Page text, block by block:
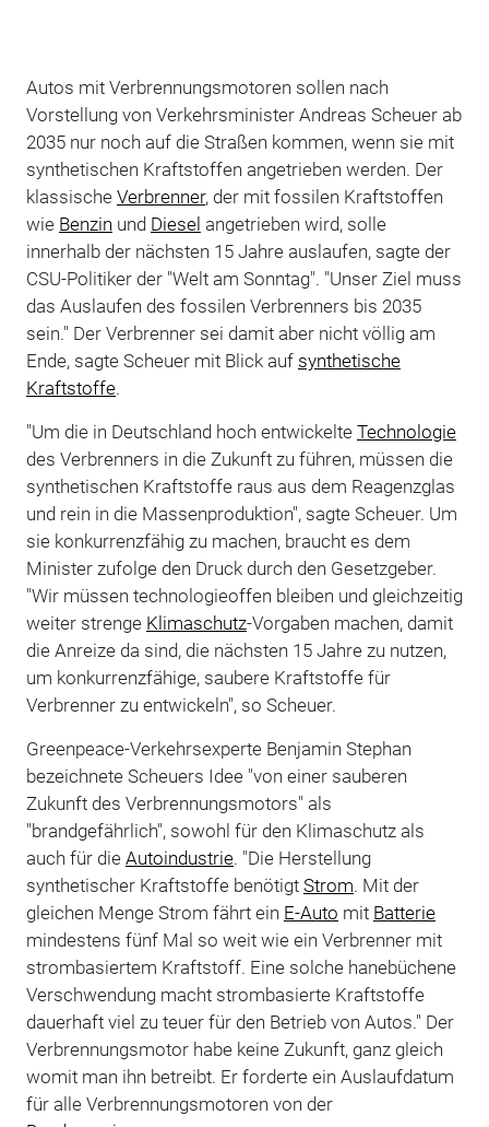
Autos mit Verbrennungsmotoren sollen nach
Vorstellung von Verkehrsminister Andreas Scheuer ab
2035 nur noch auf die Straßen kommen, wenn sie mit
synthetischen Kraftstoffen angetrieben werden. Der
klassische Verbrenner, der mit fossilen Kraftstoffen
wie Benzin und Diesel angetrieben wird, solle
innerhalb der nächsten 15 Jahre auslaufen, sagte der
CSU-Politiker der "Welt am Sonntag". "Unser Ziel muss
das Auslaufen des fossilen Verbrenners bis 2035
sein." Der Verbrenner sei damit aber nicht völlig am
Ende, sagte Scheuer mit Blick auf synthetische
Kraftstoffe.
"Um die in Deutschland hoch entwickelte Technologie
des Verbrenners in die Zukunft zu führen, müssen die
synthetischen Kraftstoffe raus aus dem Reagenzglas
und rein in die Massenproduktion", sagte Scheuer. Um
sie konkurrenzfähig zu machen, braucht es dem
Minister zufolge den Druck durch den Gesetzgeber.
"Wir müssen technologieoffen bleiben und gleichzeitig
weiter strenge Klimaschutz-Vorgaben machen, damit
die Anreize da sind, die nächsten 15 Jahre zu nutzen,
um konkurrenzfähige, saubere Kraftstoffe für
Verbrenner zu entwickeln", so Scheuer.
Greenpeace-Verkehrsexperte Benjamin Stephan
bezeichnete Scheuers Idee "von einer sauberen
Zukunft des Verbrennungsmotors" als
"brandgefährlich", sowohl für den Klimaschutz als
auch für die Autoindustrie. "Die Herstellung
synthetischer Kraftstoffe benötigt Strom. Mit der
gleichen Menge Strom fährt ein E-Auto mit Batterie
mindestens fünf Mal so weit wie ein Verbrenner mit
strombasiertem Kraftstoff. Eine solche hanebüchene
Verschwendung macht strombasierte Kraftstoffe
dauerhaft viel zu teuer für den Betrieb von Autos." Der
Verbrennungsmotor habe keine Zukunft, ganz gleich
womit man ihn betreibt. Er forderte ein Auslaufdatum
für alle Verbrennungsmotoren von der